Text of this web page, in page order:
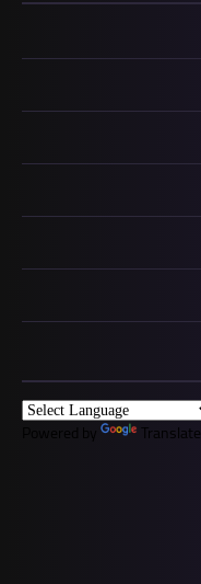
Powered by Translate